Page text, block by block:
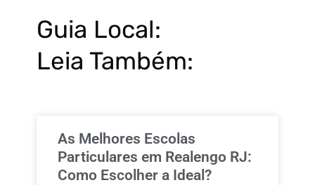
Guia Local:
Leia Também:
As Melhores Escolas
Particulares em Realengo RJ:
Como Escolher a Ideal?